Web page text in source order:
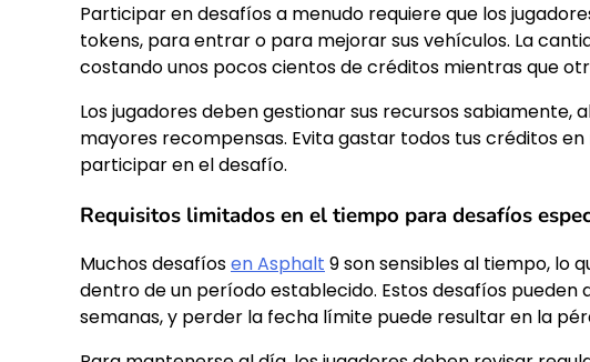
Participar en desafíos a menudo requiere que los
tokens, para entrar o para mejorar sus vehículos. La
costando unos pocos cientos de créditos mientras que
Los jugadores deben gestionar sus recursos
mayores recompensas. Evita gastar todos tus créditos
participar en el desafío.
Requisitos limitados en el tiempo para desafíos
Muchos desafíosen Asphalt 9 son sensibles al tiempo, lo
dentro de un período establecido. Estos desafíos pueden
semanas, y perder la fecha límite puede resultar en la